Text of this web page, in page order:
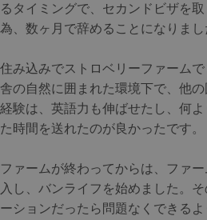
るタイミングで、セカンドビザを
為、数ヶ月で辞めることになりまし
住み込みでストロベリーファーム
舎の自然に囲まれた環境下で、他
経験は、英語力も伸ばせたし、何
た時間を送れたのが良かったです。
ファームが終わってからは、ファ
入し、バンライフを始めました。
ーションだったら問題なくできる